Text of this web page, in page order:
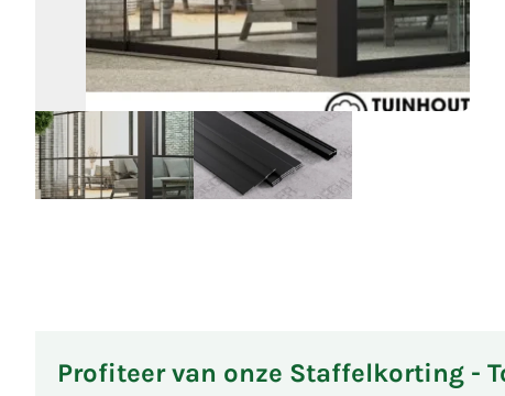
Profiteer van onze Staffelkorting -